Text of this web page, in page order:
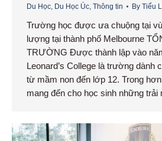
Du Học, Du Học Úc, Thông tin By Tiểu
Trường học được ưa chuộng tại
lượng tại thành phố Melbourne
TRƯỜNG Được thành lập vào
Leonard’s College là trường dành
từ mầm non đến lớp 12. Trong
mang đến cho học sinh những